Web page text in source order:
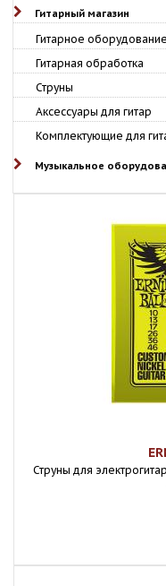
Гитарный магазин
Гитарное оборудование
Гитарная обработка
Струны
Аксессуары для гитар
Комплектующие для
Музыкальное
Струны для